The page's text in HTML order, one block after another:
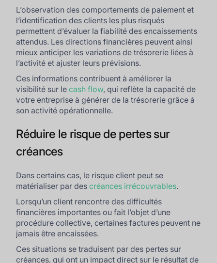
L’observation des comportements de paiement et
l’identification des clients les plus risqués
permettent d’évaluer la fiabilité des encaissements
attendus. Les directions financières peuvent ainsi
mieux anticiper les variations de trésorerie liées à
l’activité et ajuster leurs prévisions.
Ces informations contribuent à améliorer la
visibilité sur lecash flow, qui reflète la capacité de
votre entreprise à générer de la trésorerie grâce à
son activité opérationnelle.
Réduire le risque de pertes sur
créances
Dans certains cas, le risque client peut se
matérialiser par descréances irrécouvrables.
Lorsqu’un client rencontre des difficultés
financières importantes ou fait l’objet d’une
procédure collective, certaines factures peuvent ne
jamais être encaissées.
Ces situations se traduisent par des pertes sur
créances, qui ont un impact direct sur le résultat de